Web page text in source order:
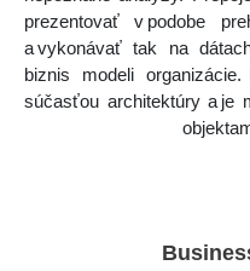
prezentovať v podobe
a vykonávať tak na
biznis modeli
súčasťou architektúry a je